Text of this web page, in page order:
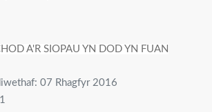
A'R SIOPAU YN DOD YN FUAN
07 Rhagfyr 2016